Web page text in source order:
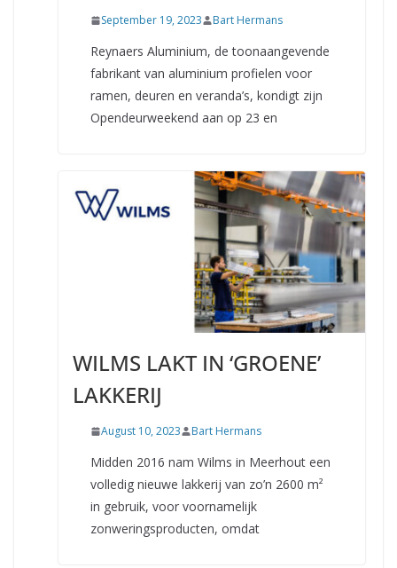
September 19, 2023 Bart Hermans
Reynaers Aluminium, de toonaangevende
fabrikant van aluminium profielen voor
ramen, deuren en veranda’s, kondigt zijn
Opendeurweekend aan op 23 en
WILMS LAKT IN ‘GROENE’
LAKKERIJ
August 10, 2023 Bart Hermans
Midden 2016 nam Wilms in Meerhout een
volledig nieuwe lakkerij van zo’n 2600 m²
in gebruik, voor voornamelijk
zonweringsproducten, omdat